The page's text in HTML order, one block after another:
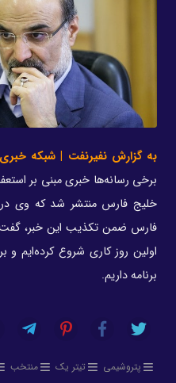
به گزارش نفیرنفت | شبکه
برخی رسانه‌ها خبری مبنی بر
خلیج فارس منتشر شد که وی
فارس ضمن تکذیب این خبر، گفت:
اولین روز کاری شروع کرده‌ایم
برنامه داریم.
پتروشیمی تیتر یک منتخب